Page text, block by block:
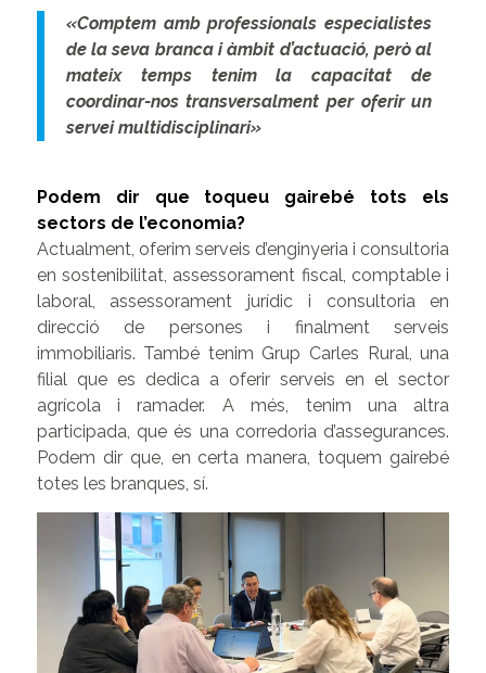
«Comptem amb professionals especialistes
de la seva branca i àmbit d’actuació, però al
mateix temps tenim la capacitat de
coordinar-nos transversalment per oferir un
servei multidisciplinari»
Podem dir que toqueu gairebé tots els
sectors de l’economia?
Actualment, oferim serveis d’enginyeria i consultoria
en sostenibilitat, assessorament fiscal, comptable i
laboral, assessorament jurídic i consultoria en
direcció de persones i finalment serveis
immobiliaris. També tenim Grup Carles Rural, una
filial que es dedica a oferir serveis en el sector
agrícola i ramader. A més, tenim una altra
participada, que és una corredoria d’assegurances.
Podem dir que, en certa manera, toquem gairebé
totes les branques, sí.